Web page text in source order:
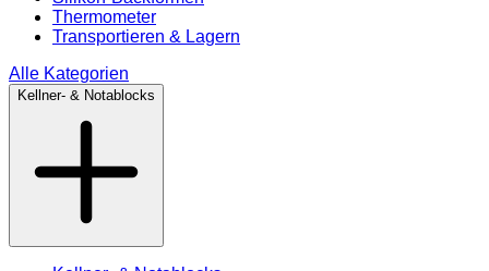
Thermometer
Transportieren & Lagern
Alle Kategorien
Kellner- & Notablocks